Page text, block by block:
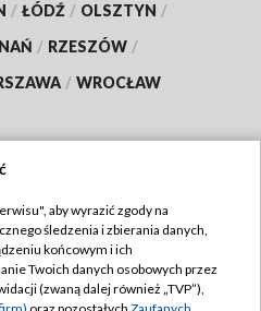
/ ŁÓDŹ / OLSZTYN /
/ RZESZÓW /
/ WROCŁAW
TVP
TVP
aby wyrazić zgody na
śledzenia i zbierania danych,
końcowym i ich
Twoich danych osobowych przez
(zwaną dalej również „TVP”),